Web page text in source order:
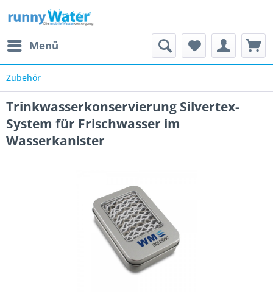
Menü
Zubehör
Trinkwasserkonservierung Silvertex-
System für Frischwasser im
Wasserkanister